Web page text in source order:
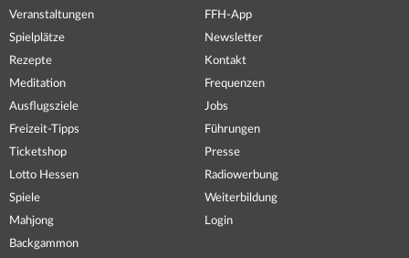
Veranstaltungen
Spielplätze
Rezepte
Meditation
Ausflugsziele
Freizeit-Tipps
Ticketshop
Lotto Hessen
Spiele
Mahjong
Backgammon
FFH-App
Newsletter
Kontakt
Frequenzen
Jobs
Führungen
Presse
Radiowerbung
Weiterbildung
Login